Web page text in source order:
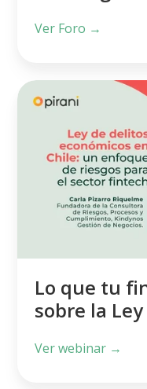
Ver Foro →
Lo
que
fintech
21.595
Lo que tu
sobre la
Ver webinar →